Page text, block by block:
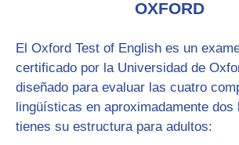
OXFORD
El Oxford Test of English es un
certificado por la Universidad de
diseñado para evaluar las cuatro
lingüísticas en aproximadamente dos
tienes su estructura para adultos: